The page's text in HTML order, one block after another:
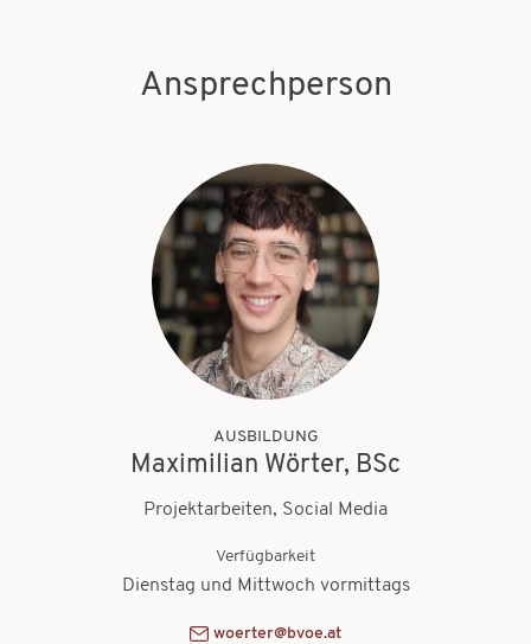
Ansprechperson
AUSBILDUNG
Maximilian Wörter, BSc
Projektarbeiten, Social Media
Verfügbarkeit
Dienstag und Mittwoch vormittags
woerter@bvoe.at